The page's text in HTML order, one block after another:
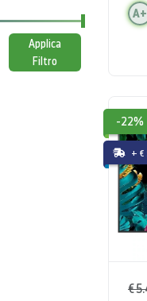
Applica
Filtro
A+
-22%
+ €
€